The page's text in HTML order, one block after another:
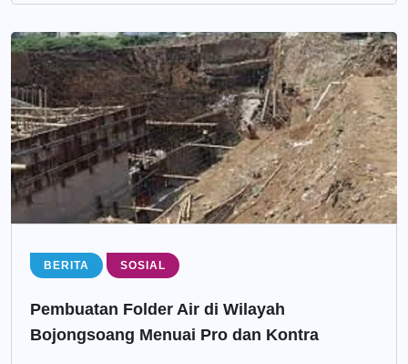
BERITA SOSIAL
Pembuatan Folder Air di Wilayah
Bojongsoang Menuai Pro dan Kontra